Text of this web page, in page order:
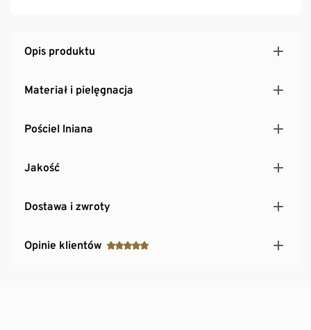
Opis produktu
Materiał i pielęgnacja
Pościel lniana
Jakość
Dostawa i zwroty
Opinie klientów